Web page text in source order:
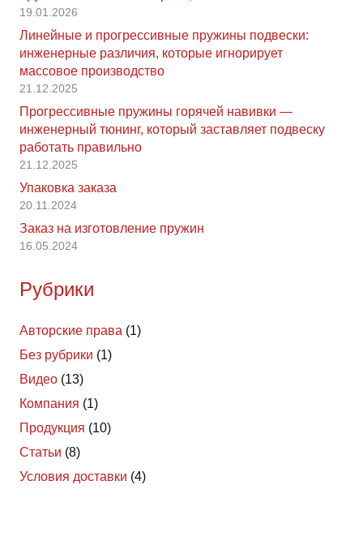
19.01.2026
Линейные и прогрессивные пружины подвески:
инженерные различия, которые игнорирует
массовое производство
21.12.2025
Прогрессивные пружины горячей навивки —
инженерный тюнинг, который заставляет подвеску
работать правильно
21.12.2025
Упаковка заказа
20.11.2024
Заказ на изготовление пружин
16.05.2024
Рубрики
Авторские права (1)
Без рубрики (1)
Видео (13)
Компания (1)
Продукция (10)
Статьи (8)
Условия доставки (4)